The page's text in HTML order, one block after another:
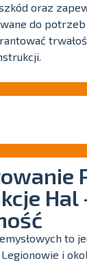
oraz
do
Hal
to
i